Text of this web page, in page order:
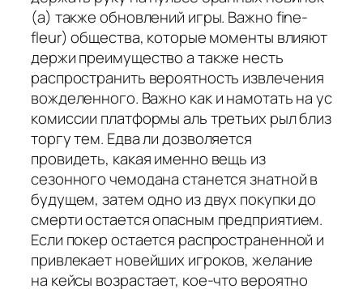
(а) также обновлений игры. Важно fine-
fleur) общества, которые моменты влияют
держи преимущество а также несть
распространить вероятность извлечения
вожделенного. Важно как и намотать на ус
комиссии платформы аль третьих рыл близ
торгу тем. Едва ли дозволяется
провидеть, какая именно вещь из
сезонного чемодана станется знатной в
будущем, затем одно из двух покупки до
смерти остается опасным предприятием.
Если покер остается распространенной и
привлекает новейших игроков, желание
на кейсы возрастает, кое-что вероятно